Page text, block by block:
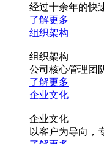
经过十余年的快
了解更多
组织架构
组织架构
公司核心管理团
了解更多
企业文化
企业文化
以客户为导向，